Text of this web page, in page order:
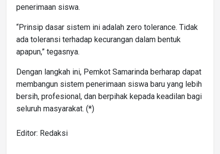
penerimaan siswa.
“Prinsip dasar sistem ini adalah zero tolerance. Tidak
ada toleransi terhadap kecurangan dalam bentuk
apapun,” tegasnya.
Dengan langkah ini, Pemkot Samarinda berharap dapat
membangun sistem penerimaan siswa baru yang lebih
bersih, profesional, dan berpihak kepada keadilan bagi
seluruh masyarakat. (*)
Editor: Redaksi